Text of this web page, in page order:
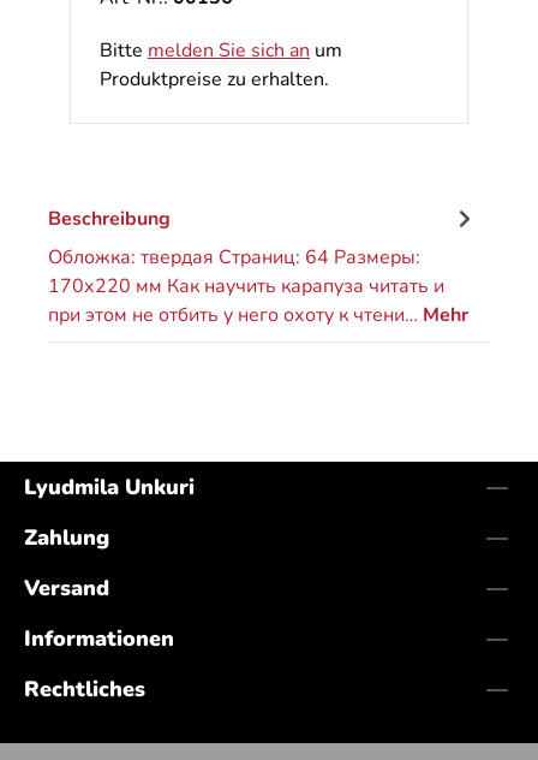
Bitte melden Sie sich an um
Produktpreise zu erhalten.
Beschreibung
Обложка: твердая Страниц: 64 Размеры:
170х220 мм Как научить карапуза читать и
при этом не отбить у него охоту к чтени… Mehr
Lyudmila Unkuri
Zahlung
Versand
Informationen
Rechtliches